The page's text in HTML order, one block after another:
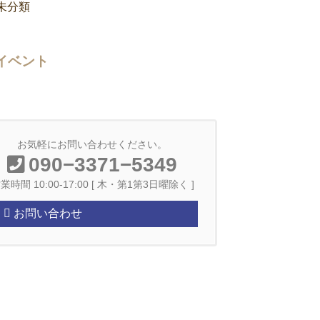
分類
ベント
お気軽にお問い合わせください。
090−3371−5349
時間 10:00-17:00 [ 木・第1第3日曜除く ]
お問い合わせ